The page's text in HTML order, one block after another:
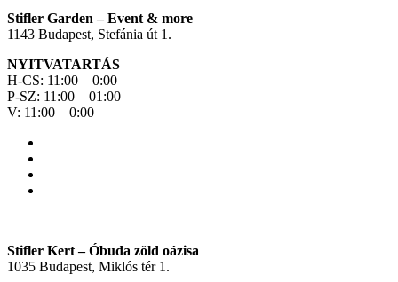
Stifler Garden – Event & more
1143 Budapest, Stefánia út 1.
NYITVATARTÁS
H-CS: 11:00 – 0:00
P-SZ: 11:00 – 01:00
V: 11:00 – 0:00
Stifler Kert – Óbuda zöld oázisa
1035 Budapest, Miklós tér 1.